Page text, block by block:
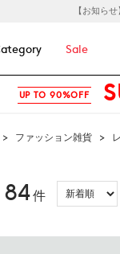
【お知ら
Sale
UP TO 90%OFF
> ファッション雑貨 >
84件